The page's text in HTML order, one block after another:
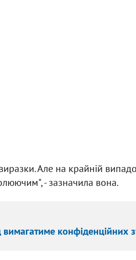
Але на крайній
- зазначила вона.
конфіденційних